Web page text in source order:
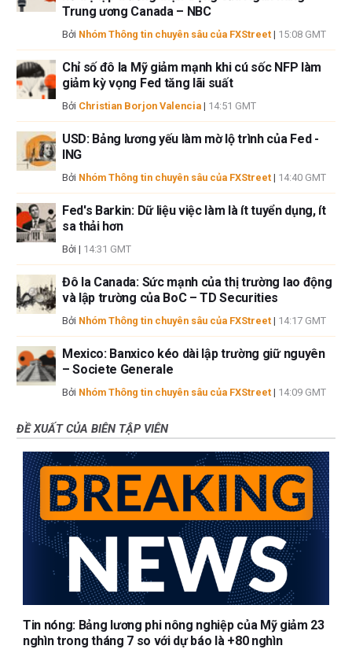
lỗi và thiếu sót.
có nội dung nào trong bài viết này nhằm mục đích tư vấn đầu tư.
Trung ương Canada – NBC
Bởi Nhóm Thông tin chuyên sâu của FXStreet | 15:08 GMT
Chỉ số đô la Mỹ giảm mạnh khi cú sốc NFP làm
giảm kỳ vọng Fed tăng lãi suất
Bởi Christian Borjon Valencia | 14:51 GMT
USD: Bảng lương yếu làm mờ lộ trình của Fed -
ING
Bởi Nhóm Thông tin chuyên sâu của FXStreet | 14:40 GMT
Fed's Barkin: Dữ liệu việc làm là ít tuyển dụng, ít
sa thải hơn
Bởi | 14:31 GMT
Đô la Canada: Sức mạnh của thị trường lao động
và lập trường của BoC – TD Securities
Bởi Nhóm Thông tin chuyên sâu của FXStreet | 14:17 GMT
Mexico: Banxico kéo dài lập trường giữ nguyên
– Societe Generale
Bởi Nhóm Thông tin chuyên sâu của FXStreet | 14:09 GMT
ĐỀ XUẤT CỦA BIÊN TẬP VIÊN
Tin nóng: Bảng lương phi nông nghiệp của Mỹ giảm 23
nghìn trong tháng 7 so với dự báo là +80 nghìn